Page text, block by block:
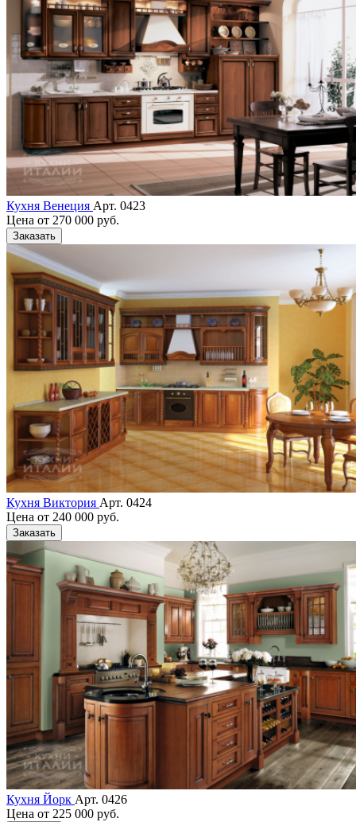
Кухня Венеция Арт. 0423
Цена от 270 000 руб.
Заказать
Кухня Виктория Арт. 0424
Цена от 240 000 руб.
Заказать
Кухня Йорк Арт. 0426
Цена от 225 000 руб.